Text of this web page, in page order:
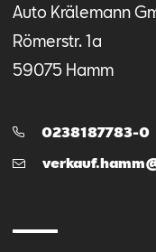
Auto Krälemann
Römerstr.1a
59075 Hamm
Telefon:
0238187783-0
E-